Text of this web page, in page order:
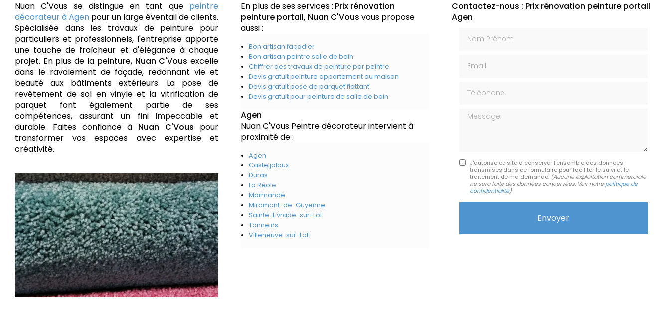
Nuan C'Vous se distingue en tant que peintre
décorateur à Agen pour un large éventail de clients.
Spécialisée dans les travaux de peinture pour
particuliers et professionnels, l'entreprise apporte
une touche de fraîcheur et d'élégance à chaque
projet. En plus de la peinture, Nuan C'Vous excelle
dans le ravalement de façade, redonnant vie et
beauté aux bâtiments extérieurs. La pose de
revêtement de sol en vinyle et la vitrification de
parquet font également partie de ses
compétences, assurant un fini impeccable et
durable. Faites confiance à Nuan C'Vous pour
transformer vos espaces avec expertise et
créativité.
En plus de ses services : Prix rénovation
peinture portail, Nuan C'Vous vous propose
aussi :
Bon artisan façadier
Bon artisan peintre salle de bain
Chiffrer des travaux de peinture par peintre
Devis gratuit peinture appartement ou maison
Devis gratuit pose de parquet flottant
Devis gratuit pour peinture de salle de bain
Agen
Nuan C'Vous Peintre décorateur intervient à
proximité de :
Agen
Casteljaloux
Duras
La Réole
Marmande
Miramont-de-Guyenne
Sainte-Livrade-sur-Lot
Tonneins
Villeneuve-sur-Lot
Contactez-nous : Prix rénovation peinture portail
Agen
Message
J'autorise ce site à conserver l'ensemble des données
transmises dans ce formulaire pour faciliter le suivi et le
traitement de ma demande. (Aucune exploitation commerciale
ne sera faite des données concervées. Voir notrepolitique de
confidentialité)